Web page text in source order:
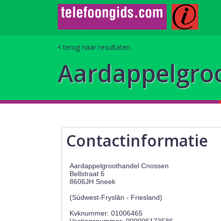
terug naar resultaten
Contactinformatie
Aardappelgroothandel Cnossen
Bellstraat 6
8606JH Sneek
(Súdwest-Fryslân - Friesland)
Kvknummer: 01006465